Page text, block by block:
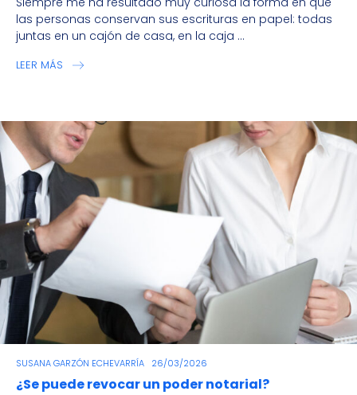
las personas conservan sus escrituras en papel: todas
juntas en un cajón de casa, en la caja ...
LEER MÁS
SUSANA GARZÓN ECHEVARRÍA 26/03/2026
¿Se puede revocar un poder notarial?